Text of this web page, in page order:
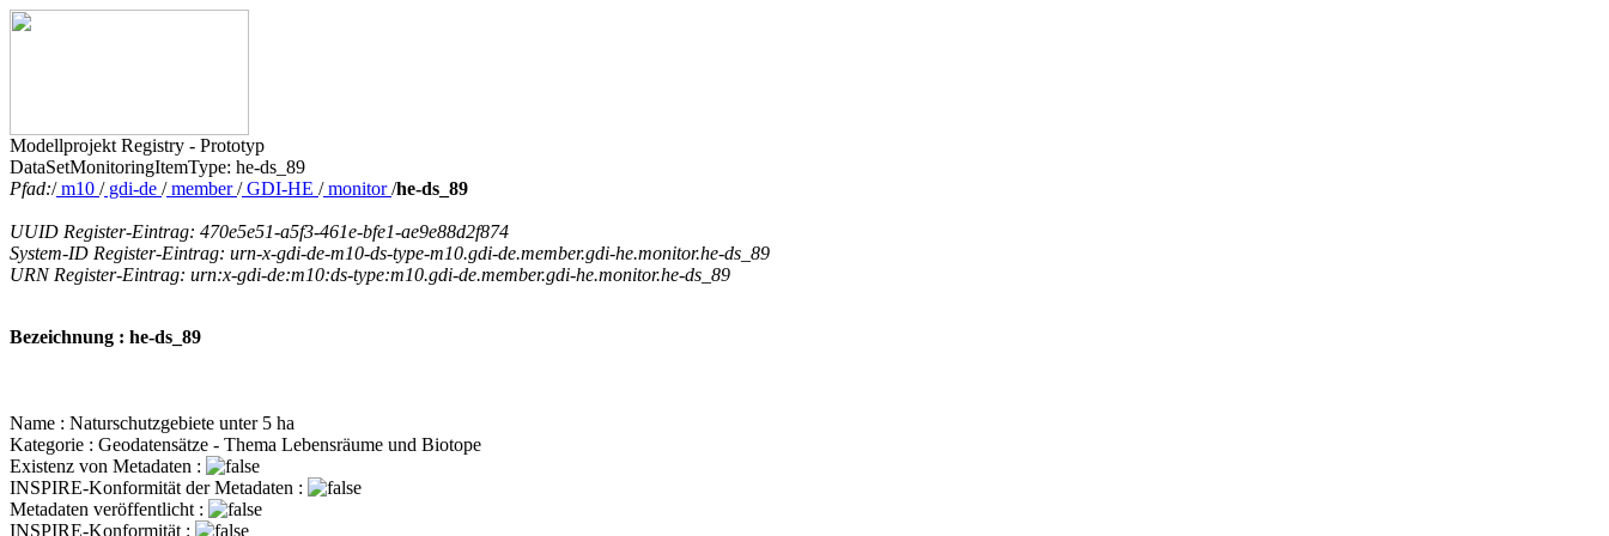
Modellprojekt Registry - Prototyp
DataSetMonitoringItemType: he-ds_89
Pfad:/m10 /gdi-de /member/GDI-HE /monitor/he-ds_89
UUID Register-Eintrag: 470e5e51-a5f3-461e-bfe1-ae9e88d2f874
System-ID Register-Eintrag: urn-x-gdi-de-m10-ds-type-m10.gdi-de.member.gdi-he.monitor.he-ds_89
URN Register-Eintrag: urn:x-gdi-de:m10:ds-type:m10.gdi-de.member.gdi-he.monitor.he-ds_89
Bezeichnung : he-ds_89
Name : Naturschutzgebiete unter 5 ha
Kategorie : Geodatensätze - Thema Lebensräume und Biotope
Existenz von Metadaten :
INSPIRE-Konformität der Metadaten :
Metadaten veröffentlicht :
INSPIRE-Konformität :